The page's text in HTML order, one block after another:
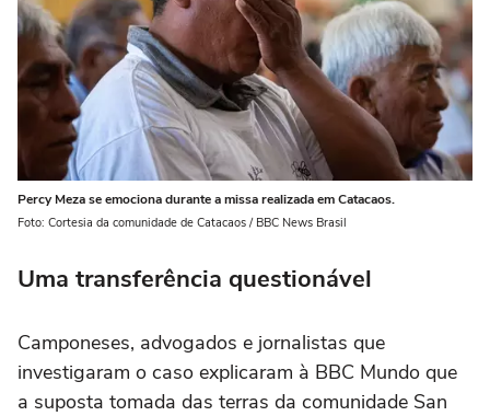
Percy Meza se emociona durante a missa realizada em Catacaos.
Foto: Cortesia da comunidade de Catacaos / BBC News Brasil
Uma transferência questionável
Camponeses, advogados e jornalistas que
investigaram o caso explicaram à BBC Mundo que
a suposta tomada das terras da comunidade San